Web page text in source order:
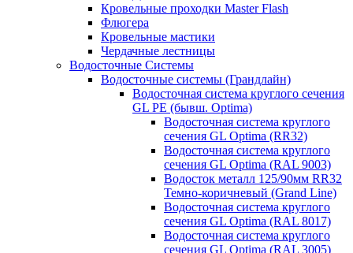
Кровельные проходки Master Flash
Флюгера
Кровельные мастики
Чердачные лестницы
Водосточные Системы
Водосточные системы (Грандлайн)
Водосточная система круглого сечения
GL PE (бывш. Optima)
Водосточная система круглого
сечения GL Optima (RR32)
Водосточная система круглого
сечения GL Optima (RAL 9003)
Водосток металл 125/90мм RR32
Темно-коричневый (Grand Line)
Водосточная система круглого
сечения GL Optima (RAL 8017)
Водосточная система круглого
сечения GL Optima (RAL 3005)